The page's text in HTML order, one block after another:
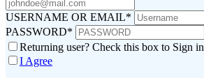
USERNAME OR EMAIL*
PASSWORD*
Returning user? Check this box to Sign in
I Agree